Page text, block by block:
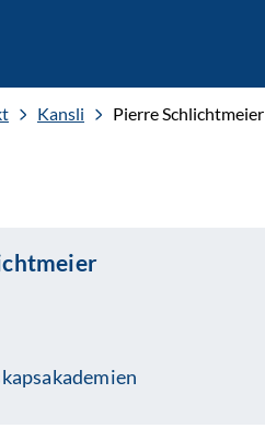
Kansli Pierre Schlichtmeier